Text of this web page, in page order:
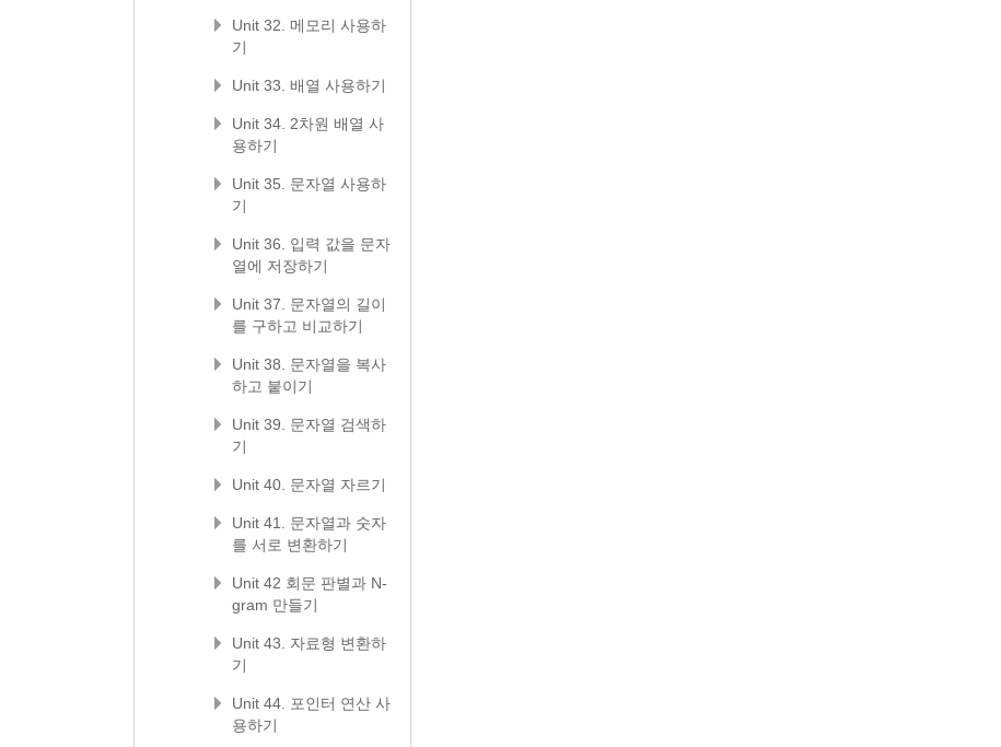
Unit 32. 메모리 사용하
기
Unit 33. 배열 사용하기
Unit 34. 2차원 배열 사
용하기
Unit 35. 문자열 사용하
기
Unit 36. 입력 값을 문자
열에 저장하기
Unit 37. 문자열의 길이
를 구하고 비교하기
Unit 38. 문자열을 복사
하고 붙이기
Unit 39. 문자열 검색하
기
Unit 40. 문자열 자르기
Unit 41. 문자열과 숫자
를 서로 변환하기
Unit 42 회문 판별과 N-
gram 만들기
Unit 43. 자료형 변환하
기
Unit 44. 포인터 연산 사
용하기